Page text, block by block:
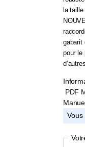
la
gabarit
pour le
PDF